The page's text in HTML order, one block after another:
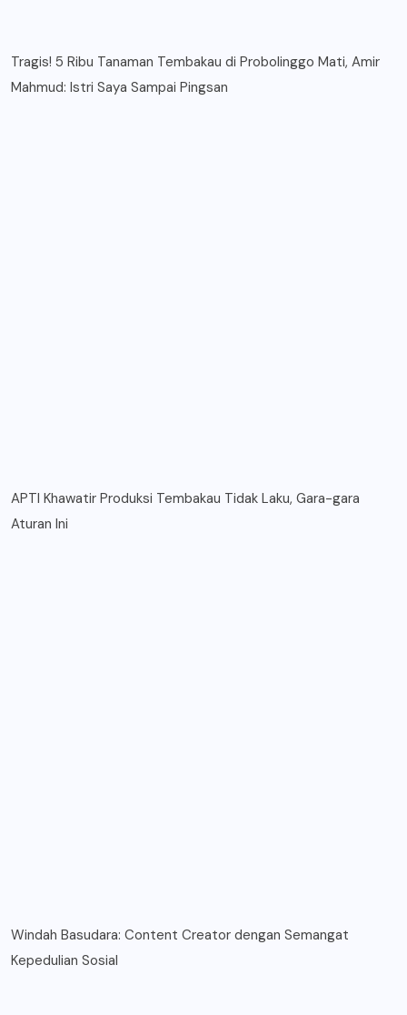
Tragis! 5 Ribu Tanaman Tembakau di Probolinggo Mati, Amir
Mahmud: Istri Saya Sampai Pingsan
APTI Khawatir Produksi Tembakau Tidak Laku, Gara-gara
Aturan Ini
Windah Basudara: Content Creator dengan Semangat
Kepedulian Sosial